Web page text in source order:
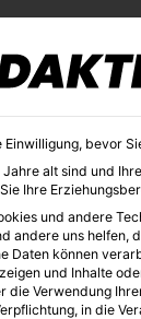
BILDUNG
bevor
Jahre alt sind und
Ihre
und andere
andere uns helfen,
Daten können
und Inhalte
die Verwendung
in die